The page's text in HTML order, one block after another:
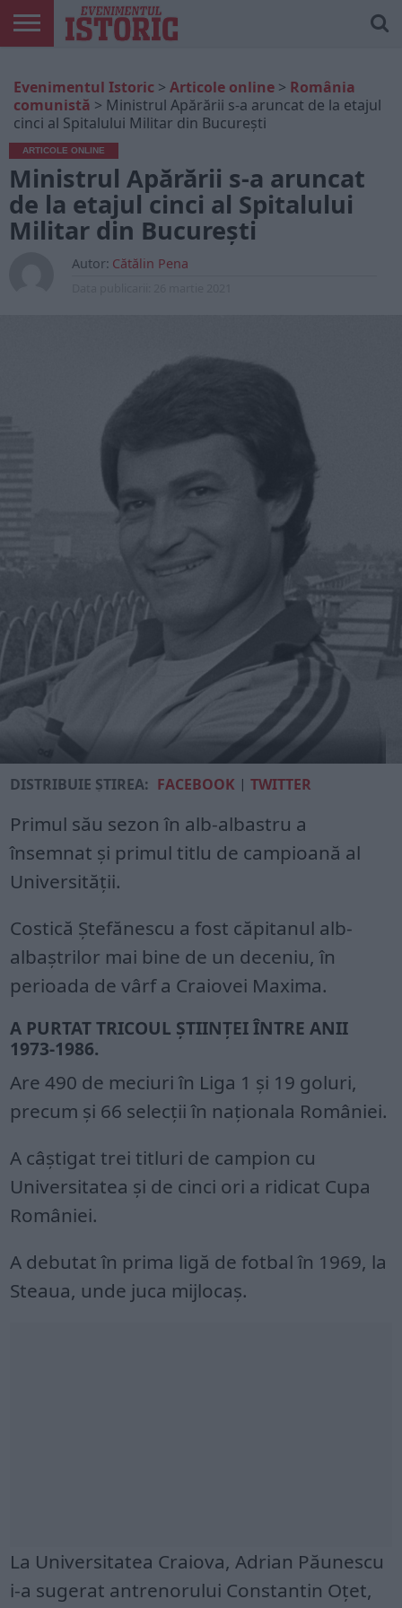
ONLINE
EDIȚII
TIPĂRITE
ISTORIC
PLAY
CONTUL
MEU
Evenimentul Istoric > Articole online > România
comunistă > Ministrul Apărării s-a aruncat de la etajul
cinci al Spitalului Militar din București
ARTICOLE ONLINE
Ministrul Apărării s-a aruncat
de la etajul cinci al Spitalului
Militar din București
Autor: Cătălin Pena
DISTRIBUIE ȘTIREA: FACEBOOK |TWITTER
Primul său sezon în alb-albastru a
însemnat și primul titlu de campioană al
Universității.
Costică Ștefănescu a fost căpitanul alb-
albaștrilor mai bine de un deceniu, în
perioada de vârf a Craiovei Maxima.
A PURTAT TRICOUL ȘTIINȚEI ÎNTRE ANII
1973-1986.
Are 490 de meciuri în Liga 1 și 19 goluri,
precum și 66 selecții în naționala României.
A câștigat trei titluri de campion cu
Universitatea și de cinci ori a ridicat Cupa
României.
A debutat în prima ligă de fotbal în 1969, la
Steaua, unde juca mijlocaș.
La Universitatea Craiova, Adrian Păunescu
i-a sugerat antrenorului Constantin Oțet,